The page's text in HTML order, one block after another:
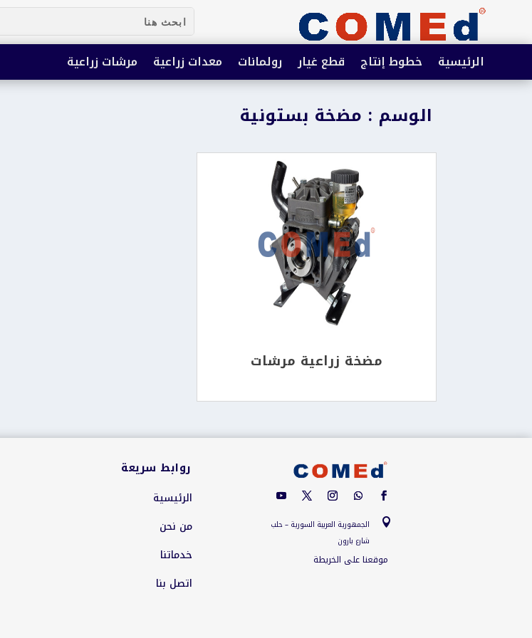
الرئيسية خطوط إنتاج قطع غيار رولمانات معدات زراعية مرشات زراعية
الوسم : مضخة بستونية
مضخة زراعية مرشات

الجمهورية العربية السورية – حلب
شارع بارون
موقعنا على الخريطة
روابط سريعة
الرئيسية
من نحن
خدماتنا
اتصل بنا